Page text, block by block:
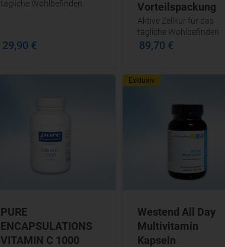
tägliche Wohlbefinden
29,90 €
Vorteilspackung
Aktive Zellkur für das
tägliche Wohlbefinden
89,70 €
PURE
ENCAPSULATIONS
VITAMIN C 1000
Exklusiv
Westend All Day
Multivitamin
Kapseln